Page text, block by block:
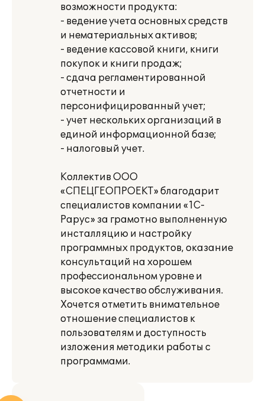
возможности продукта:
- ведение учета основных средств
и нематериальных активов;
- ведение кассовой книги, книги
покупок и книги продаж;
- сдача регламентированной
отчетности и
персонифицированный учет;
- учет нескольких организаций в
единой информационной базе;
- налоговый учет.
Коллектив ООО
«СПЕЦГЕОПРОЕКТ» благодарит
специалистов компании «1С-
Рарус» за грамотно выполненную
инсталляцию и настройку
программных продуктов, оказание
консультаций на хорошем
профессиональном уровне и
высокое качество обслуживания.
Хочется отметить внимательное
отношение специалистов к
пользователям и доступность
изложения методики работы с
программами.